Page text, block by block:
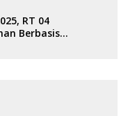
RT 04
Berbasis